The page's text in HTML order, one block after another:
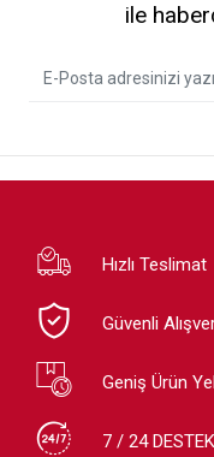
ile
Hızlı Teslimat
Güvenli
Geniş Ürün
7 / 24 DESTEK